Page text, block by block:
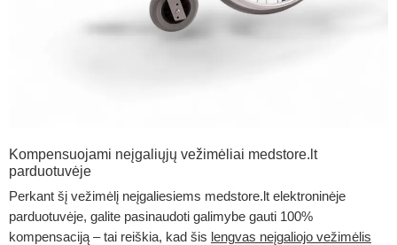
Kompensuojami neįgaliųjų vežimėliai medstore.lt
parduotuvėje
Perkant šį vežimėlį neįgaliesiems medstore.lt elektroninėje
parduotuvėje, galite pasinaudoti galimybe gauti 100%
kompensaciją – tai reiškia, kad šis lengvas neįgaliojo vežimėlis